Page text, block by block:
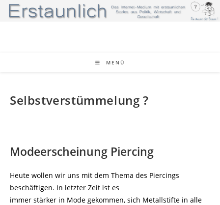
Zum
Inhalt
MENÜ
Selbstverstümmelung ?
Modeerscheinung Piercing
Heute wollen wir uns mit dem Thema des Piercings
beschäftigen. In letzter Zeit ist es
immer stärker in Mode gekommen, sich Metallstifte in alle